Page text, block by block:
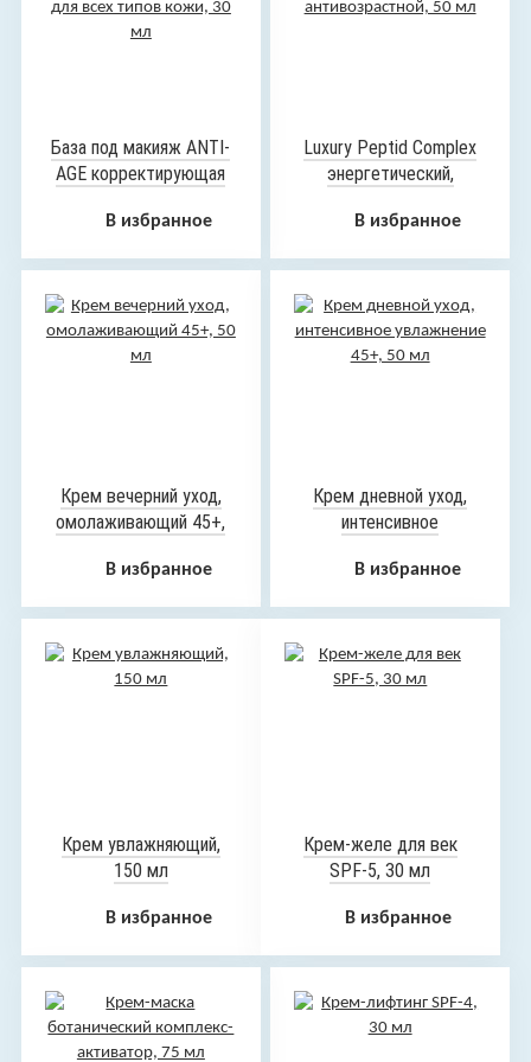
Luxury Peptid Complex
энергетический,
В избранное
База под макияж ANTI-
AGE корректирующая
мл
В избранное
Крем вечерний уход,
омолаживающий 45+,
В избранное
Крем дневной уход,
интенсивное
В избранное
Крем увлажняющий,
150 мл
В избранное
Крем-желе для век
SPF-5, 30 мл
В избранное